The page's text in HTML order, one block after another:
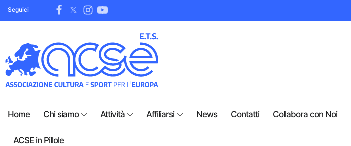
Seguici
Home Chi siamo Attività Affiliarsi News Contatti Collabora con Noi
ACSE in Pillole